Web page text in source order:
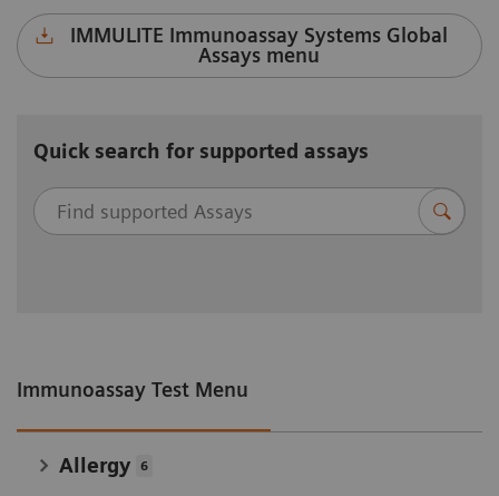
duraklamaları ortadan kaldırır ve üretkenliği
Sistemi. Ürün bulunabilirliği ülkeye göre değişir.
IMMULITE Immunoassay Systems Global
Assays menu
Quick search for supported assays
Immunoassay Test Menu
Allergy 6